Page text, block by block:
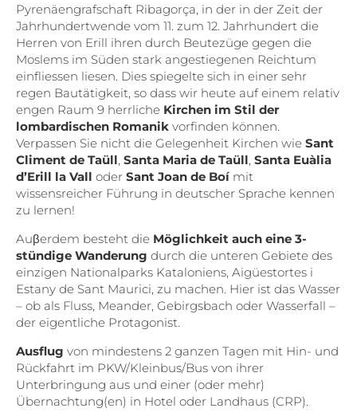
Pyrenäengrafschaft Ribagorça, in der in der Zeit der
Jahrhundertwende vom 11. zum 12. Jahrhundert die
Herren von Erill ihren durch Beutezüge gegen die
Moslems im Süden stark angestiegenen Reichtum
einfliessen liesen. Dies spiegelte sich in einer sehr
regen Bautätigkeit, so dass wir heute auf einem relativ
engen Raum 9 herrliche Kirchen im Stil der
lombardischen Romanik vorfinden können.
Verpassen Sie nicht die Gelegenheit Kirchen wie Sant
Climent de Taüll, Santa Maria de Taüll, Santa Euàlia
d’Erill la Vall oder Sant Joan de Boí mit
wissensreicher Führung in deutscher Sprache kennen
zu lernen!
Auβerdem besteht die Möglichkeit auch eine 3-
stündige Wanderung durch die unteren Gebiete des
einzigen Nationalparks Kataloniens, Aigüestortes i
Estany de Sant Maurici, zu machen. Hier ist das Wasser
– ob als Fluss, Meander, Gebirgsbach oder Wasserfall –
der eigentliche Protagonist.
Ausflug von mindestens 2 ganzen Tagen mit Hin- und
Rückfahrt im PKW/Kleinbus/Bus von ihrer
Unterbringung aus und einer (oder mehr)
Übernachtung(en) in Hotel oder Landhaus (CRP).